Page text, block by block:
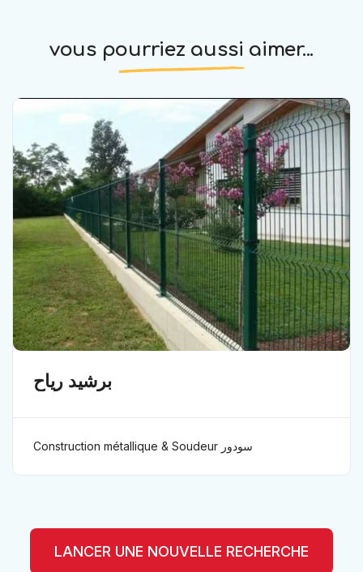
vous pourriez aussi aimer...
برشيد رياح
Construction métallique & Soudeur سودور
LANCER UNE NOUVELLE RECHERCHE